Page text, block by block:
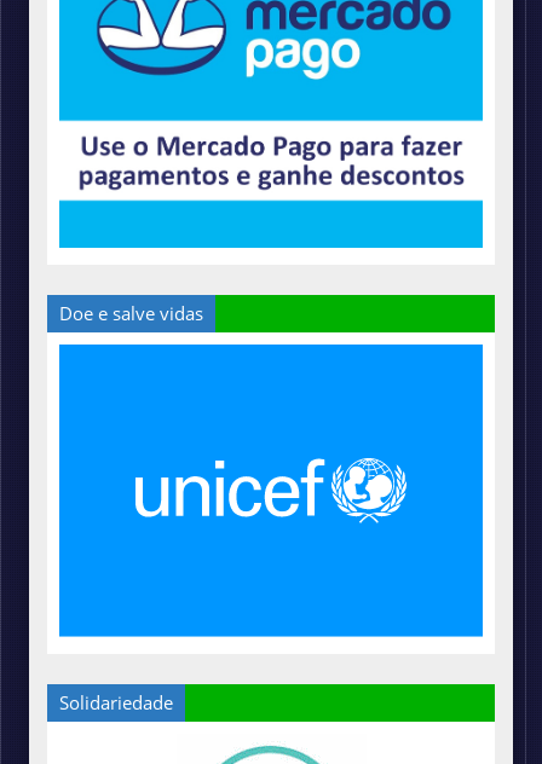
Doe e salve vidas
Solidariedade